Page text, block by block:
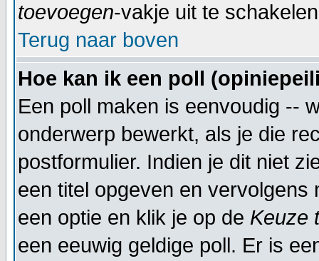
toevoegen-vakje uit te
Terug naar boven
Hoe kan ik een poll
Een poll maken is eenvoudig --
onderwerp bewerkt, als je die
postformulier. Indien je dit niet
een titel opgeven en
een optie en klik je op de Keuze
een eeuwig geldige poll. Er is